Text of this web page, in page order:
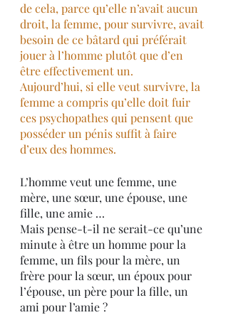
de cela, parce qu’elle n’avait aucun
droit, la femme, pour survivre, avait
besoin de ce bâtard qui préférait
jouer à l’homme plutôt que d’en
être effectivement un.
Aujourd’hui, si elle veut survivre, la
femme a compris qu’elle doit fuir
ces psychopathes qui pensent que
posséder un pénis suffit à faire
d’eux des hommes.
L’homme veut une femme, une
mère, une sœur, une épouse, une
fille, une amie …
Mais pense-t-il ne serait-ce qu’une
minute à être un homme pour la
femme, un fils pour la mère, un
frère pour la sœur, un époux pour
l’épouse, un père pour la fille, un
ami pour l’amie ?